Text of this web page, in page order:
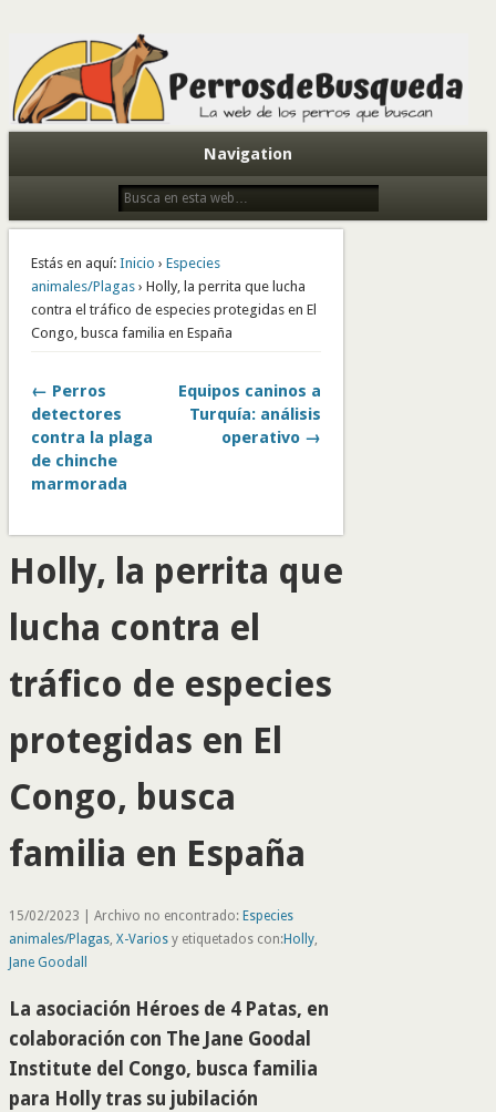
Todo sobre perros de búsqueda y detectores
Navigation
Estás en aquí: Inicio › Especies
animales/Plagas› Holly, la perrita que lucha
contra el tráfico de especies protegidas en El
Congo, busca familia en España
← Perros
detectores
contra la plaga
de chinche
marmorada
Equipos caninos a
Turquía: análisis
operativo →
Holly, la perrita que
lucha contra el
tráfico de especies
protegidas en El
Congo, busca
familia en España
15/02/2023 | Archivo no encontrado: Especies
animales/Plagas, X-Variosy etiquetados con:Holly,
Jane Goodall
La asociación Héroes de 4 Patas, en
colaboración con The Jane Goodal
Institute del Congo, busca familia
para Holly tras su jubilación